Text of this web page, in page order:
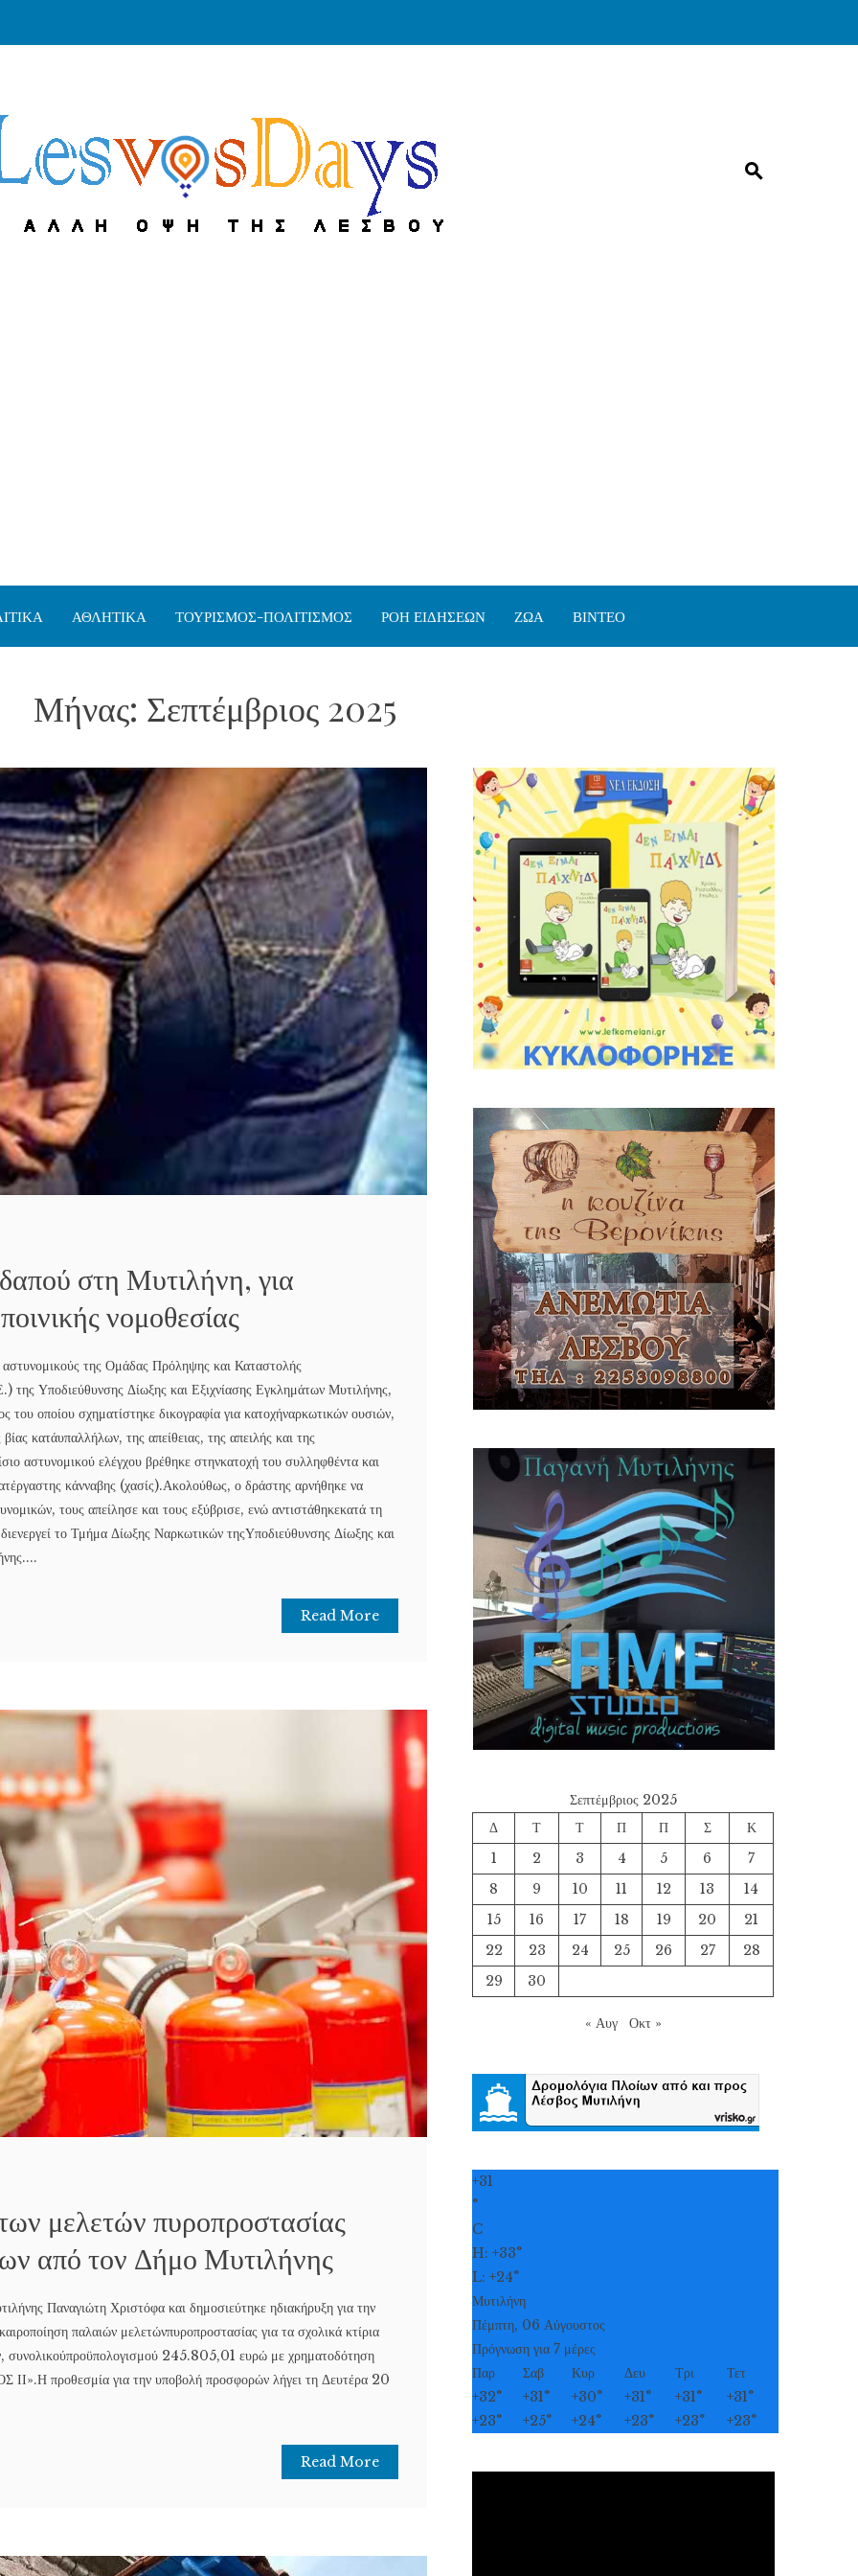
ΑΘΛΗΤΙΚΑ ΤΟΥΡΙΣΜΟΣ-ΠΟΛΙΤΙΣΜΟΣ ΡΟΗ ΕΙΔΗΣΕΩΝ ΖΩΑ ΒΙΝΤΕΟ
Μήνας: Σεπτέμβριος 2025
στη Μυτιλήνη, για
νομοθεσίας
της Ομάδας Πρόληψης και Καταστολής
της Υποδιεύθυνσης Δίωξης και Εξιχνίασης Εγκλημάτων Μυτιλήνης,
οποίου σχηματίστηκε δικογραφία για κατοχήναρκωτικών ουσιών,
κατάυπαλλήλων, της απείθειας, της απειλής και της
αστυνομικού ελέγχου βρέθηκε στηνκατοχή του συλληφθέντα και
κάνναβης (χασίς).Ακολούθως, ο δράστης αρνήθηκε να
τους απείλησε και τους εξύβρισε, ενώ αντιστάθηκεκατά τη
το Τμήμα Δίωξης Ναρκωτικών τηςΥποδιεύθυνσης Δίωξης και
Read More
μελετών πυροπροστασίας
από τον Δήμο Μυτιλήνης
Παναγιώτη Χριστόφα και δημοσιεύτηκε ηδιακήρυξη για την
παλαιών μελετώνπυροπροστασίας για τα σχολικά κτίρια
συνολικούπροϋπολογισμού 245.805,01 ευρώ με χρηματοδότηση
προθεσμία για την υποβολή προσφορών λήγει τη Δευτέρα 20
Read More
Σεπτέμβριος 2025
Δ
Τ Τ Π Π Σ
Κ
1
2 3 4 5 6
7
8
9 10 11 12 13
14
15
16 17 18 19 20
21
22
23 24 25 26 27
28
29
30
« Αυγ Οκτ »
+31
°
C
H:+33°
L:+24°
Μυτιλήνη
Πέμπτη, 06 Αύγουστος
Πρόγνωση για 7 μέρες
Παρ
Σαβ Κυρ Δευ Τρι
Τετ
+32° +31° +30° +31° +31° +31°
+23° +25° +24° +23° +23° +23°